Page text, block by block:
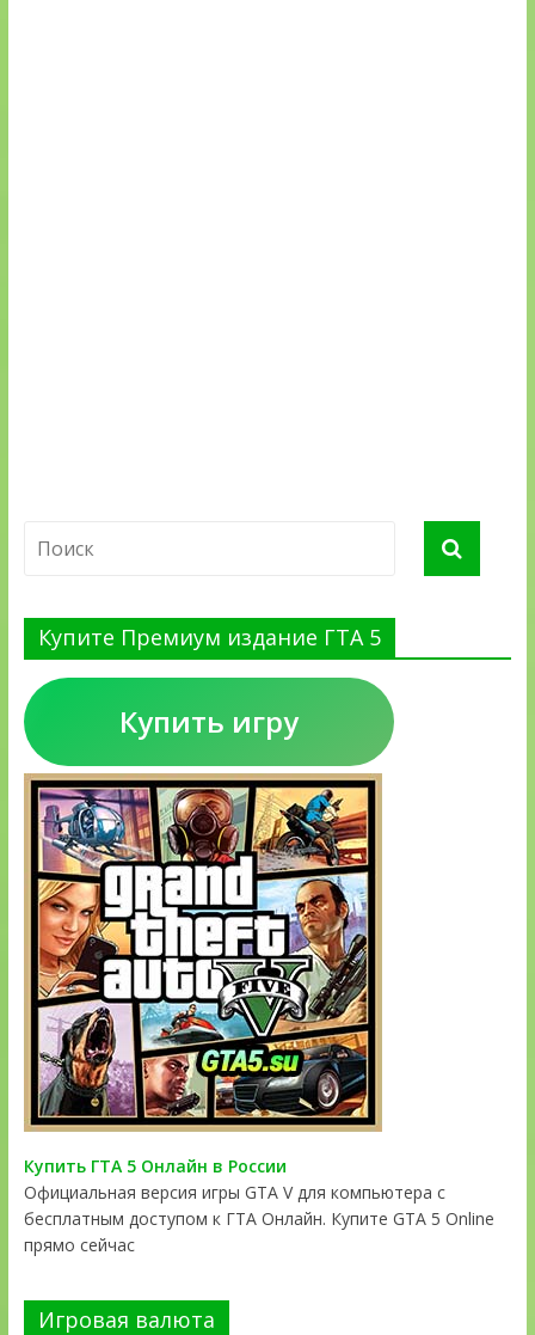
Купите Премиум издание ГТА 5
Купить игру
Купить ГТА 5 Онлайн в России
Официальная версия игры GTA V для компьютера с
бесплатным доступом к ГТА Онлайн. Купите GTA 5 Online
прямо сейчас
Игровая валюта